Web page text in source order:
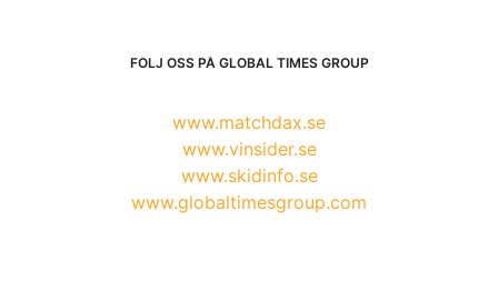
FÖLJ OSS PÅ GLOBAL TIMES GROUP
www.matchdax.se
www.vinsider.se
www.skidinfo.se
www.globaltimesgroup.com